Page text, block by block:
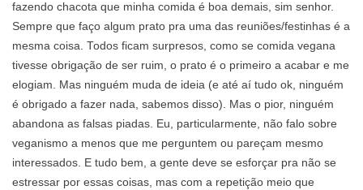
fazendo chacota que minha comida é boa demais, sim senhor.
Sempre que faço algum prato pra uma das reuniões/festinhas é a
mesma coisa. Todos ficam surpresos, como se comida vegana
tivesse obrigação de ser ruim, o prato é o primeiro a acabar e me
elogiam. Mas ninguém muda de ideia (e até aí tudo ok, ninguém
é obrigado a fazer nada, sabemos disso). Mas o pior, ninguém
abandona as falsas piadas. Eu, particularmente, não falo sobre
veganismo a menos que me perguntem ou pareçam mesmo
interessados. E tudo bem, a gente deve se esforçar pra não se
estressar por essas coisas, mas com a repetição meio que